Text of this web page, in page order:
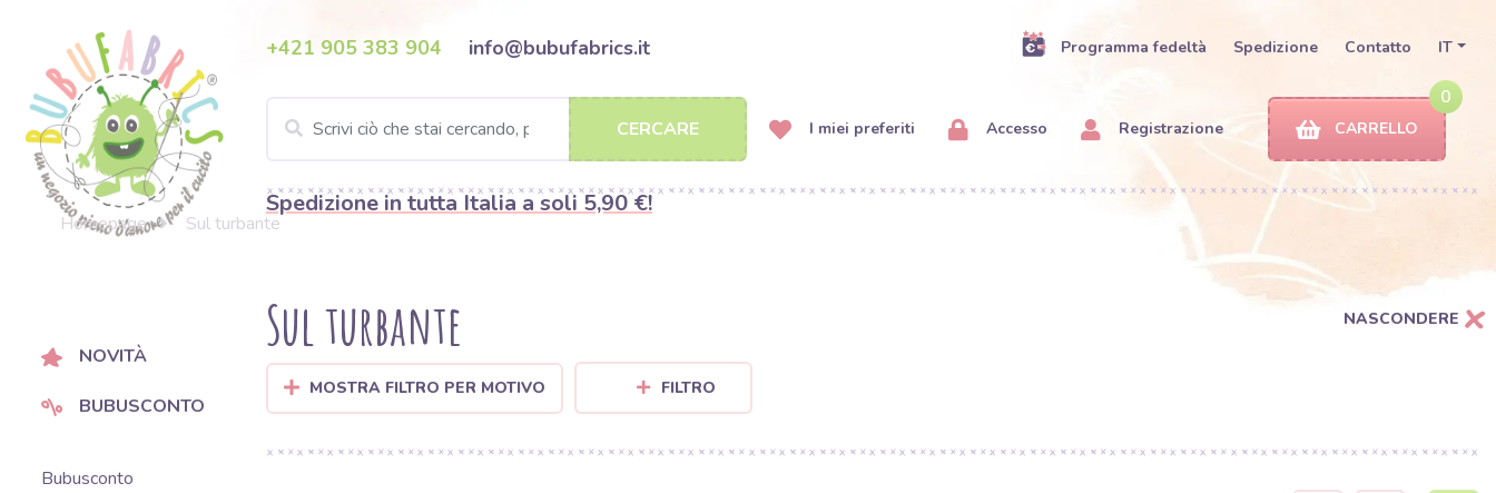
+421 905 383 904 info@bubufabrics.it Programma fedeltà Spedizione Contatto IT
CERCARE I miei preferiti Accesso Registrazione
0
CARRELLO
Spedizione in tutta Italia a soli 5,90 €!
Homepage Sul turbante
NOVITÀ
BUBUSCONTO
Bubusconto
Sul turbante NASCONDERE
MOSTRA FILTRO PER MOTIVO FILTRO